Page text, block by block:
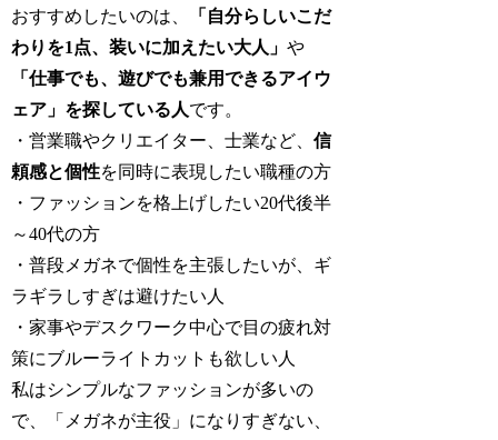
おすすめしたいのは、
「自分らしいこだ
わりを1点、装いに加えたい大人」や
「仕事でも、遊びでも兼用できるアイウ
ェア」を探している人です。
・営業職やクリエイター、士業など、信
頼感と個性を同時に表現したい職種の方
・ファッションを格上げしたい20代後半
～40代の方
・普段メガネで個性を主張したいが、ギ
ラギラしすぎは避けたい人
・家事やデスクワーク中心で目の疲れ対
策にブルーライトカットも欲しい人
私はシンプルなファッションが多いの
で、「メガネが主役」になりすぎない、